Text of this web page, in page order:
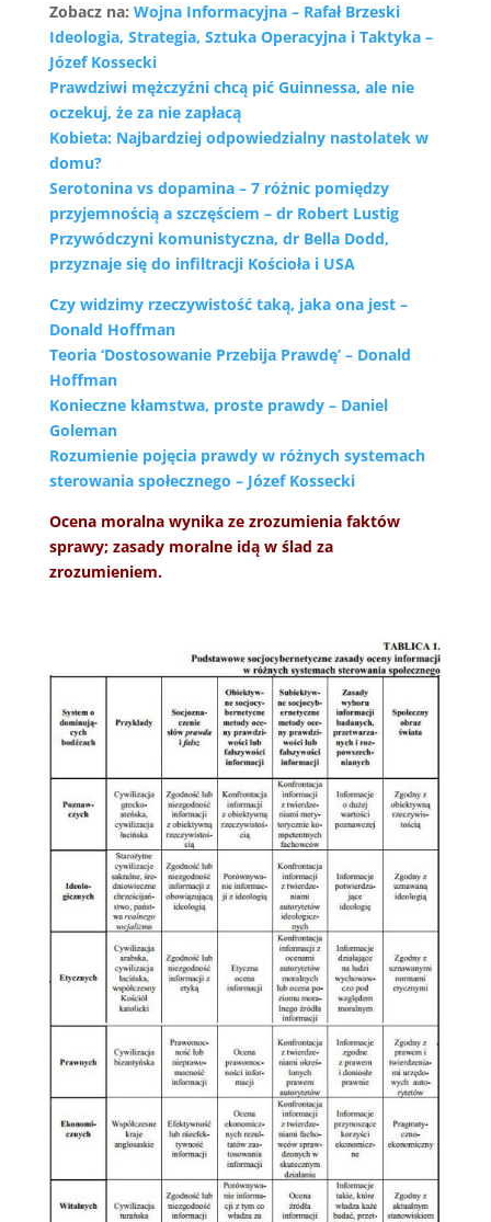
Zobacz na: Wojna Informacyjna – Rafał Brzeski
Ideologia, Strategia, Sztuka Operacyjna i Taktyka –
Józef Kossecki
Prawdziwi mężczyźni chcą pić Guinnessa, ale nie
oczekuj, że za nie zapłacą
Kobieta: Najbardziej odpowiedzialny nastolatek w
domu?
Serotonina vs dopamina – 7 różnic pomiędzy
przyjemnością a szczęściem – dr Robert Lustig
Przywódczyni komunistyczna, dr Bella Dodd,
przyznaje się do infiltracji Kościoła i USA
Czy widzimy rzeczywistość taką, jaka ona jest –
Donald Hoffman
Teoria ‘Dostosowanie Przebija Prawdę’ – Donald
Hoffman
Konieczne kłamstwa, proste prawdy – Daniel
Goleman
Rozumienie pojęcia prawdy w różnych systemach
sterowania społecznego – Józef Kossecki
Ocena moralna wynika ze zrozumienia faktów
sprawy; zasady moralne idą w ślad za
zrozumieniem.